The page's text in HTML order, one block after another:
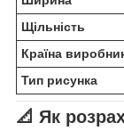
Щільність
Країна
Тип рисунка
📐 Як